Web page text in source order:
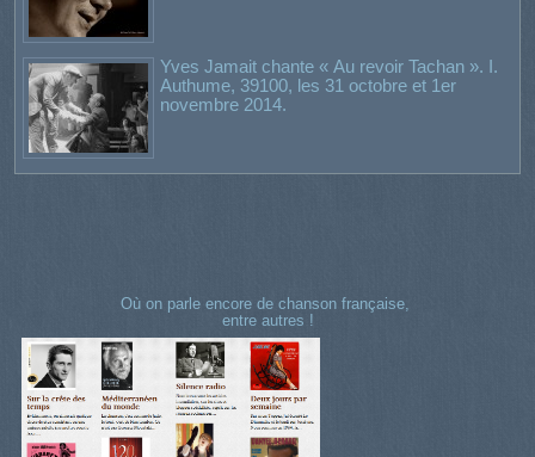
Yves Jamait chante « Au revoir Tachan ». I.
Authume, 39100, les 31 octobre et 1er
novembre 2014.
Où on parle encore de chanson française,
entre autres !